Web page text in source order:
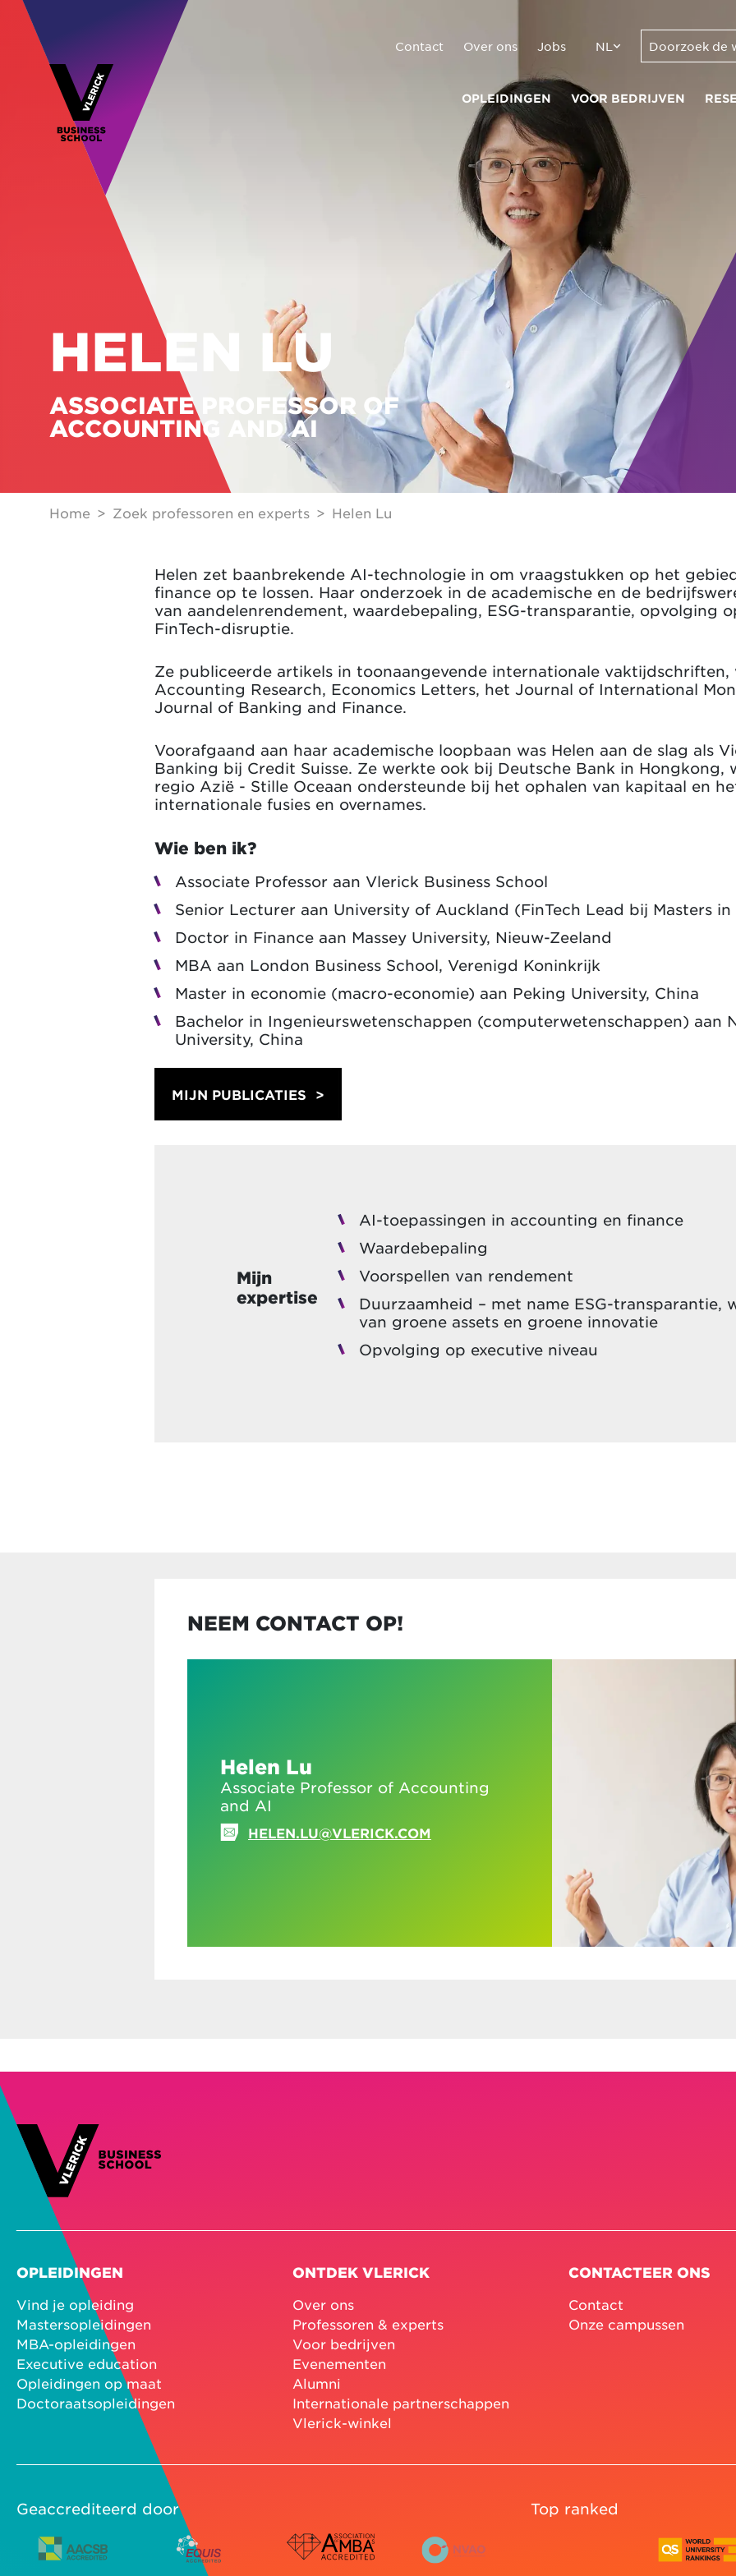
Contact Over ons Jobs NL
OPLEIDINGEN VOOR BEDRIJVEN
HELEN LU
ASSOCIATE PROFESSOR OF
ACCOUNTING AND AI
Home Zoek professoren en experts Helen Lu
Helen zet baanbrekende AI-technologie in om vraagstukken op het
finance op te lossen. Haar onderzoek in de academische en de
van aandelenrendement, waardebepaling, ESG-transparantie, opvolging
FinTech-disruptie.
Ze publiceerde artikels in toonaangevende internationale
Accounting Research, Economics Letters, het Journal of International
Journal of Banking and Finance.
Voorafgaand aan haar academische loopbaan was Helen aan de slag als
Banking bij Credit Suisse. Ze werkte ook bij Deutsche Bank in Hongkong,
regio Azië - Stille Oceaan ondersteunde bij het ophalen van kapitaal en
internationale fusies en overnames.
Wie ben ik?
Associate Professor aan Vlerick Business School
Senior Lecturer aan University of Auckland (FinTech Lead bij Masters in
Doctor in Finance aan Massey University, Nieuw-Zeeland
MBA aan London Business School, Verenigd Koninkrijk
Master in economie (macro-economie) aan Peking University, China
Bachelor in Ingenieurswetenschappen (computerwetenschappen) aan
University, China
MIJN PUBLICATIES
Mijn
expertise
AI-toepassingen in accounting en finance
Waardebepaling
Voorspellen van rendement
Duurzaamheid – met name ESG-transparantie,
van groene assets en groene innovatie
Opvolging op executive niveau
NEEM CONTACT OP!
Helen Lu
Associate Professor of Accounting
and AI
HELEN.LU@VLERICK.COM
OPLEIDINGEN
Vind je opleiding
Mastersopleidingen
MBA-opleidingen
Executive education
Opleidingen op maat
Doctoraatsopleidingen
ONTDEK VLERICK
Over ons
Professoren & experts
Voor bedrijven
Evenementen
Alumni
Internationale partnerschappen
Vlerick-winkel
CONTACTEER ONS
Contact
Onze campussen
Geaccrediteerd door Top ranked